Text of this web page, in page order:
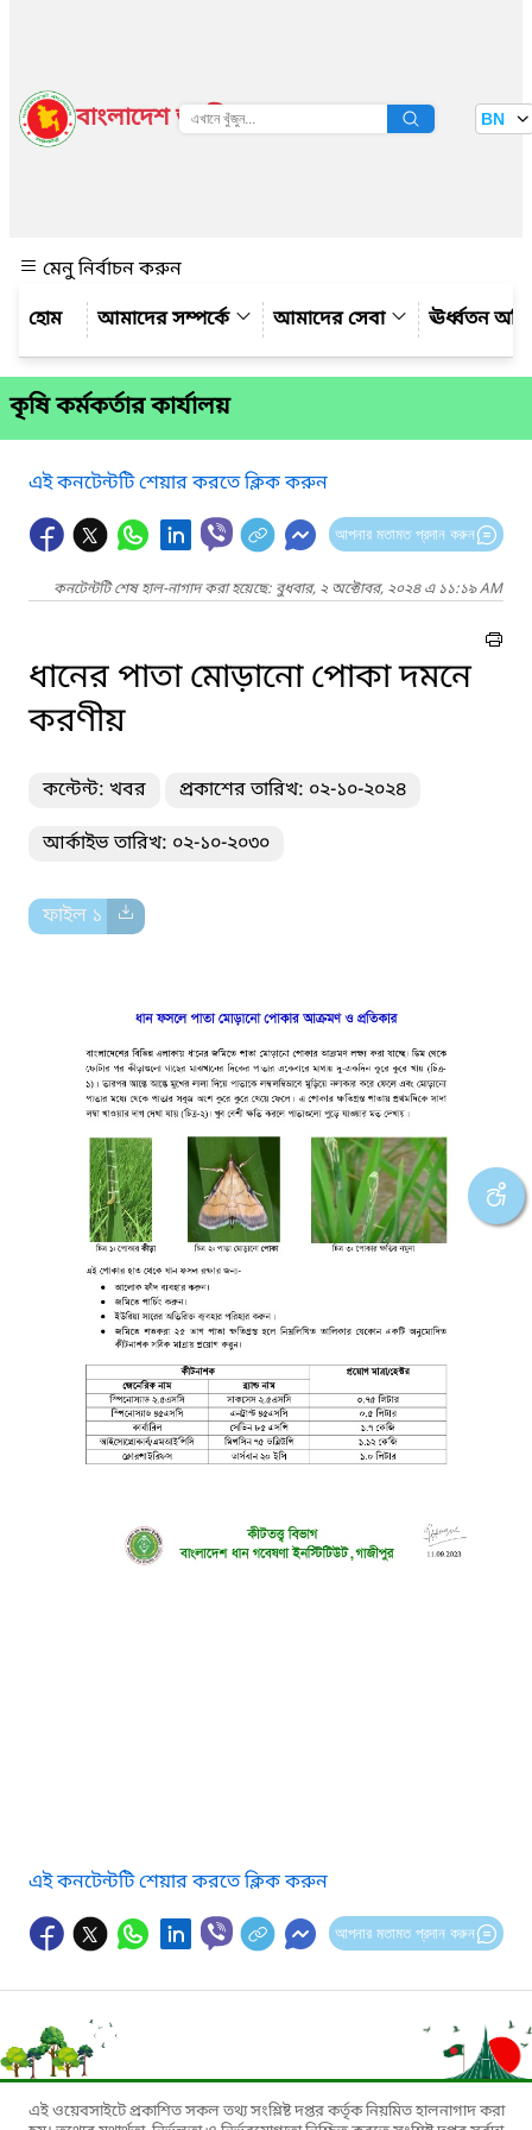
বাংলাদেশ জাতীয় তথ্য বাতায়ন BN
মেনু নির্বাচন করুন
আমাদের সম্পর্কে
আমাদের সেবা ঊর্ধ্বতন
কৃষি কর্মকর্তার কার্যালয়
এই কনটেন্টটি শেয়ার করতে ক্লিক করুন
আপনার মতামত প্রদান করুন
কনটেন্টটি শেষ হাল-নাগাদ করা হয়েছে: বুধবার, ২ অক্টোবর, ২০২৪ এ ১১:১৯ AM
ধানের পাতা মোড়ানো পোকা দমনে
করণীয়
কন্টেন্ট: খবর প্রকাশের তারিখ: ০২-১০-২০২৪
আর্কাইভ তারিখ: ০২-১০-২০৩০
ফাইল ১
এই কনটেন্টটি শেয়ার করতে ক্লিক করুন
আপনার মতামত প্রদান করুন
এই ওয়েবসাইটে প্রকাশিত সকল তথ্য সংশ্লিষ্ট দপ্তর কর্তৃক নিয়মিত হালনাগাদ করা